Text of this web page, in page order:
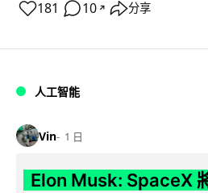
181 10 ↗ 分享
人工智能
Vin 1 日
Elon Musk: SpaceX